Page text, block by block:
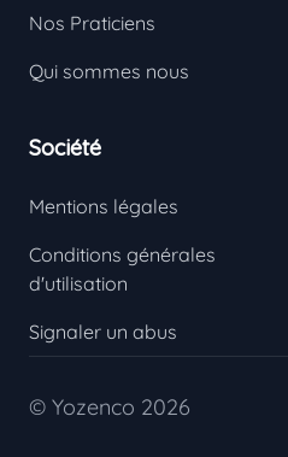
Nos Praticiens
Qui sommes nous
Société
Mentions légales
Conditions générales
d'utilisation
Signaler un abus
© Yozenco 2026